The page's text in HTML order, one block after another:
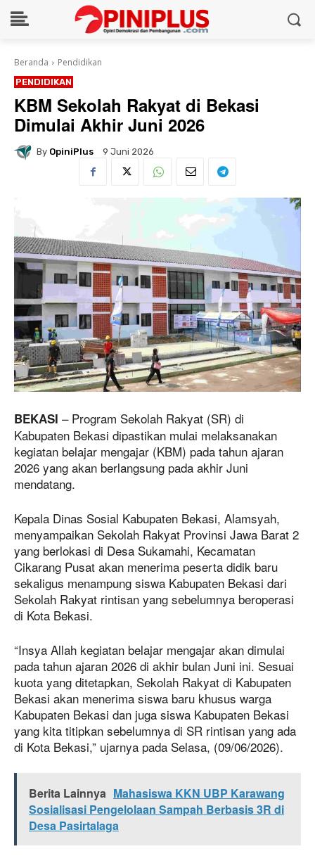
Beranda Pendidikan
PENDIDIKAN
KBM Sekolah Rakyat di Bekasi
Dimulai Akhir Juni 2026
By OpiniPlus 9 Juni 2026
BEKASI – Program Sekolah Rakyat (SR) di
Kabupaten Bekasi dipastikan mulai melaksanakan
kegiatan belajar mengajar (KBM) pada tahun ajaran
2026 yang akan berlangsung pada akhir Juni
mendatang.
Kepala Dinas Sosial Kabupaten Bekasi, Alamsyah,
menyampaikan Sekolah Rakyat Provinsi Jawa Barat 2
yang berlokasi di Desa Sukamahi, Kecamatan
Cikarang Pusat akan menerima peserta didik baru
sekaligus menampung siswa Kabupaten Bekasi dari
Sekolah Rakyat rintisan yang sebelumnya beroperasi
di Kota Bekasi.
“Insya Allah kegiatan belajar mengajar akan dimulai
pada tahun ajaran 2026 di akhir bulan Juni ini. Sesuai
kuota yang ditetapkan, Sekolah Rakyat di Kabupaten
Bekasi akan menerima siswa baru khusus warga
Kabupaten Bekasi dan juga siswa Kabupaten Bekasi
yang kita titipkan sebelumnya di SR rintisan yang ada
di Kota Bekasi,” ujarnya pada Selasa, (09/06/2026).
Berita Lainnya Mahasiswa KKN UBP Karawang
Sosialisasi Pengelolaan Sampah Berbasis 3R di
Desa Pasirtalaga